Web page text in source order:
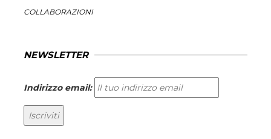
COLLABORAZIONI
NEWSLETTER
Indirizzo email: